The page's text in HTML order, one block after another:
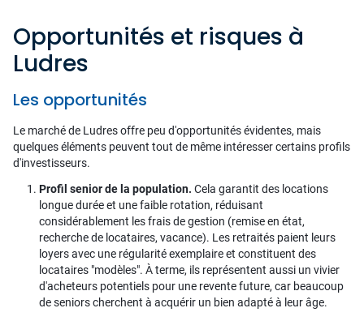
Opportunités et risques à
Ludres
Les opportunités
Le marché de Ludres offre peu d'opportunités évidentes, mais
quelques éléments peuvent tout de même intéresser certains profils
d'investisseurs.
Profil senior de la population. Cela garantit des locations
longue durée et une faible rotation, réduisant
considérablement les frais de gestion (remise en état,
recherche de locataires, vacance). Les retraités paient leurs
loyers avec une régularité exemplaire et constituent des
locataires "modèles". À terme, ils représentent aussi un vivier
d'acheteurs potentiels pour une revente future, car beaucoup
de seniors cherchent à acquérir un bien adapté à leur âge.